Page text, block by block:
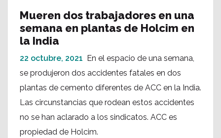
Mueren dos trabajadores en una
semana en plantas de Holcim en
la India
22 octubre, 2021 En el espacio de una semana,
se produjeron dos accidentes fatales en dos
plantas de cemento diferentes de ACC en la India.
Las circunstancias que rodean estos accidentes
no se han aclarado a los sindicatos. ACC es
propiedad de Holcim.